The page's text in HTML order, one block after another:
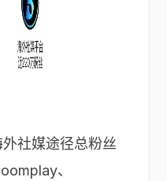
社媒途径总粉丝
、